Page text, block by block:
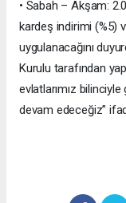
• Sabah – Akşam:
kardeş indirimi (%5)
uygulanacağını
Kurulu tarafından
evlatlarımız
devam edeceğiz”